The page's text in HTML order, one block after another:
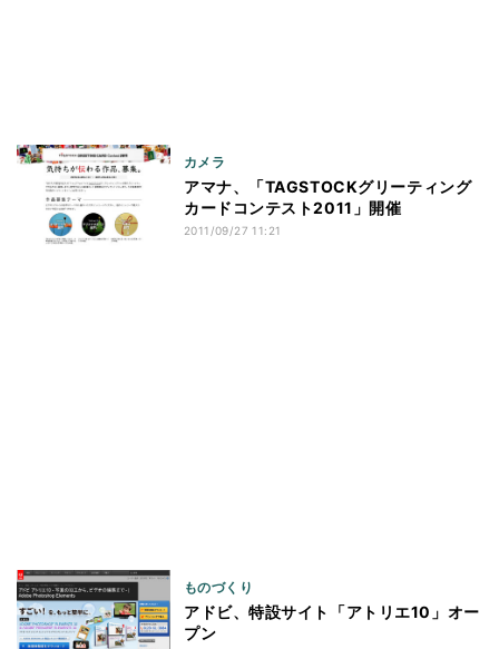
カメラ
アマナ、「TAGSTOCKグリーティング
カードコンテスト2011」開催
2011/09/27 11:21
ものづくり
アドビ、特設サイト「アトリエ10」オー
プン